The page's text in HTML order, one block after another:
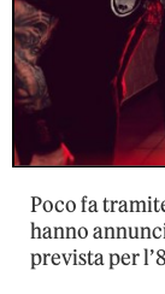
Poco fa
hanno
prevista per